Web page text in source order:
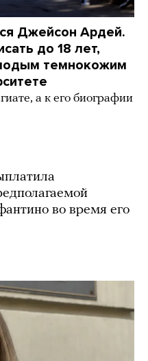
Джейсон Ардей.
до 18 лет,
темнокожим
а к его биографии
во время его